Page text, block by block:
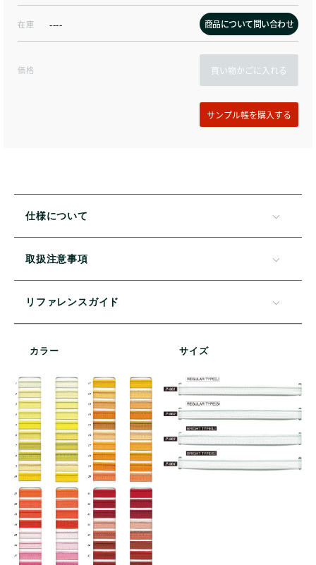
在庫 ---- 商品について問い合わせ
価格 買い物かごに入れる
仕様について
取扱注意事項
リファレンスガイド
カラー サイズ